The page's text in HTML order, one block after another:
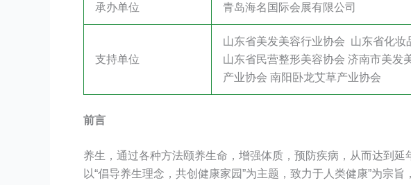
承办单位 青岛海名国际会展有限公司
支持单位
山东省美发美容行业协会 山东省化
山东省民营整形美容协会 济南市美发
产业协会 南阳卧龙艾草产业协会
前言
养生，通过各种方法颐养生命，增强体质，预防疾病，从而达到
以“倡导养生理念，共创健康家园”为主题，致力于人类健康”为宗